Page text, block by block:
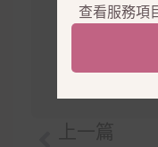
其他文
查看服務項